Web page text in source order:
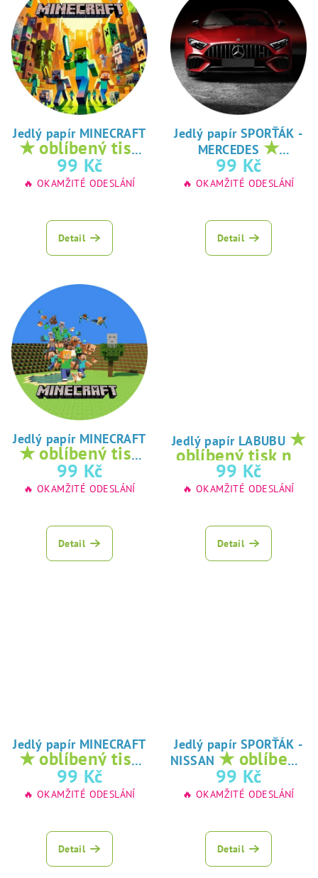
Jedlý papír MINECRAFT
★ oblíbený tisk
na jedlý papír
99 Kč
🔥 OKAMŽITÉ ODESLÁNÍ
Detail
Jedlý papír SPORŤÁK -
MERCEDES ★
oblíbený tisk na
jedlý papír
99 Kč
🔥 OKAMŽITÉ ODESLÁNÍ
Detail
Jedlý papír MINECRAFT
★ oblíbený tisk
na jedlý papír
99 Kč
🔥 OKAMŽITÉ ODESLÁNÍ
Detail
Jedlý papír LABUBU ★
oblíbený tisk na
jedlý papír
99 Kč
🔥 OKAMŽITÉ ODESLÁNÍ
Detail
Jedlý papír MINECRAFT
★ oblíbený tisk
na jedlý papír
99 Kč
🔥 OKAMŽITÉ ODESLÁNÍ
Detail
Jedlý papír SPORŤÁK -
NISSAN ★ oblíbený
tisk na jedlý
papír
99 Kč
🔥 OKAMŽITÉ ODESLÁNÍ
Detail